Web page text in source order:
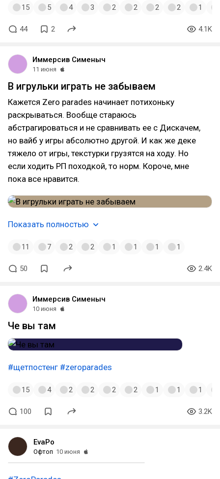
15 5 4 3 2 2 2 2 1
44 2 4.1K
Иммерсив Сименыч
11 июня
В игрульки играть не забываем
Кажется Zero parades начинает потихоньку
раскрываться. Вообще стараюсь
абстрагироваться и не сравнивать ее с Дискачем,
но вайб у игры абсолютно другой. И как же деке
тяжело от игры, текстурки грузятся на ходу. Но
если ходить РП походкой, то норм. Короче, мне
пока все нравится.
Показать полностью
11 7 2 2 1 1 1 1
50 2.4K
Иммерсив Сименыч
10 июня
Че вы там
#щетпостенг #zeroparades
15 4 2 2 2 2 1 1 1
100 3.2K
EvaPo
Офтоп 10 июня